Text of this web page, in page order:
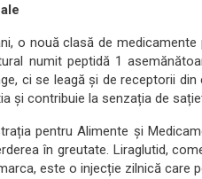
o nouă clasă de
numit peptidă 1
ci se leagă și de receptorii
și contribuie la senzația de
pentru Alimente și
în greutate. Liraglutid,
este o injecție zilnică care